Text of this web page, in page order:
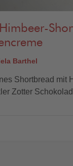
Barthel
Shortbread mit
Zotter